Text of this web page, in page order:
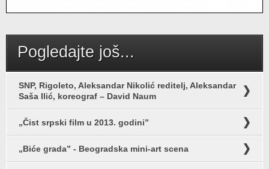
Pogledajte još...
SNP, Rigoleto, Aleksandar Nikolić reditelj, Aleksandar
Saša Ilić, koreograf – David Naum
„Čist srpski film u 2013. godini”
„Biće grada” - Beogradska mini-art scena